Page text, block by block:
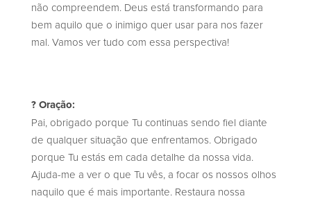
não compreendem. Deus está transformando para
bem aquilo que o inimigo quer usar para nos fazer
mal. Vamos ver tudo com essa perspectiva!
? Oração:
Pai, obrigado porque Tu continuas sendo fiel diante
de qualquer situação que enfrentamos. Obrigado
porque Tu estás em cada detalhe da nossa vida.
Ajuda-me a ver o que Tu vês, a focar os nossos olhos
naquilo que é mais importante. Restaura nossa